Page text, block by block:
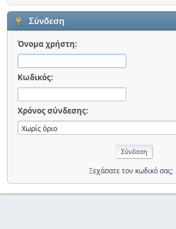
Σύνδεση
Όνομα χρήστη:
Κωδικός:
Χρόνος σύνδεσης:
Ξεχάσατε τον κωδικό σας;